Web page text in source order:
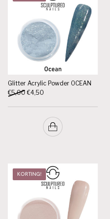
Glitter Acrylic Powder OCEAN
€5,00 Oorspronkelijke prijs was:
€4,50
KORTING!